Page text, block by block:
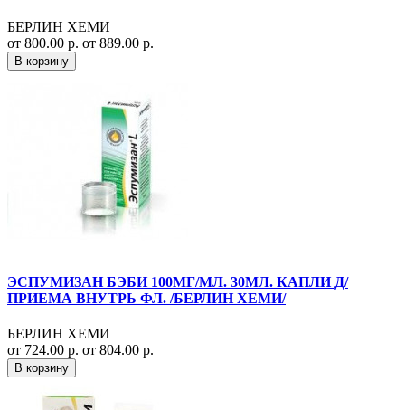
БЕРЛИН ХЕМИ
от 800.00 р. от 889.00 р.
В корзину
ЭСПУМИЗАН БЭБИ 100МГ/МЛ. 30МЛ. КАПЛИ Д/
ПРИЕМА ВНУТРЬ ФЛ. /БЕРЛИН ХЕМИ/
БЕРЛИН ХЕМИ
от 724.00 р. от 804.00 р.
В корзину